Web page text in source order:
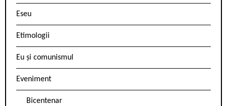
Eseu
Etimologii
Eu și comunismul
Eveniment
Bicentenar